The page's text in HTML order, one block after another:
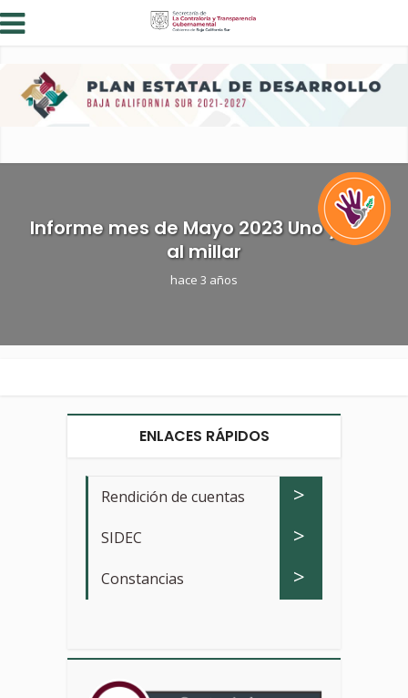
Informe mes de Mayo 2023 Uno y Dos
al millar
hace 3 años
ENLACES RÁPIDOS
Rendición de cuentas >
SIDEC >
Constancias >